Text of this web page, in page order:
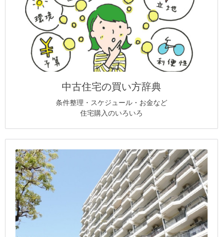
中古住宅の買い方辞典
条件整理・スケジュール・お金など
住宅購入のいろいろ